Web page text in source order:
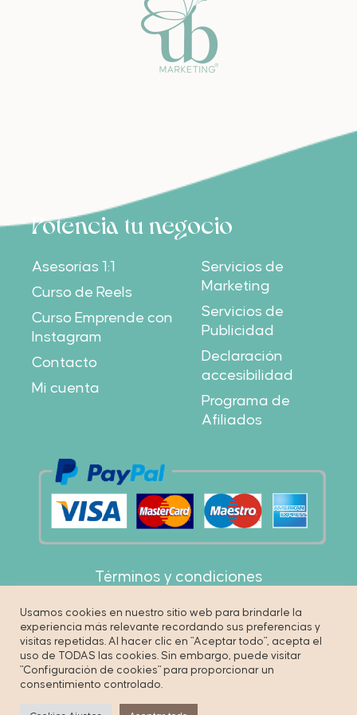
Potencia tu negocio
Asesorías 1:1
Curso de Reels
Curso Emprende con
Instagram
Contacto
Mi cuenta
Servicios de
Marketing
Servicios de
Publicidad
Declaración
accesibilidad
Programa de
Afiliados
Términos y condiciones
Política de privacidad
Cookies
Usamos cookies en nuestro sitio web para brindarle la
experiencia más relevante recordando sus preferencias y
visitas repetidas. Al hacer clic en "Aceptar todo", acepta el
uso de TODAS las cookies. Sin embargo, puede visitar
"Configuración de cookies" para proporcionar un
consentimiento controlado.